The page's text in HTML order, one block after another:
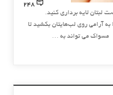
248
لبتان لایه برداری کنید.
آرامی روی لب‌هایتان بکشید تا
مسواک می تواند به …